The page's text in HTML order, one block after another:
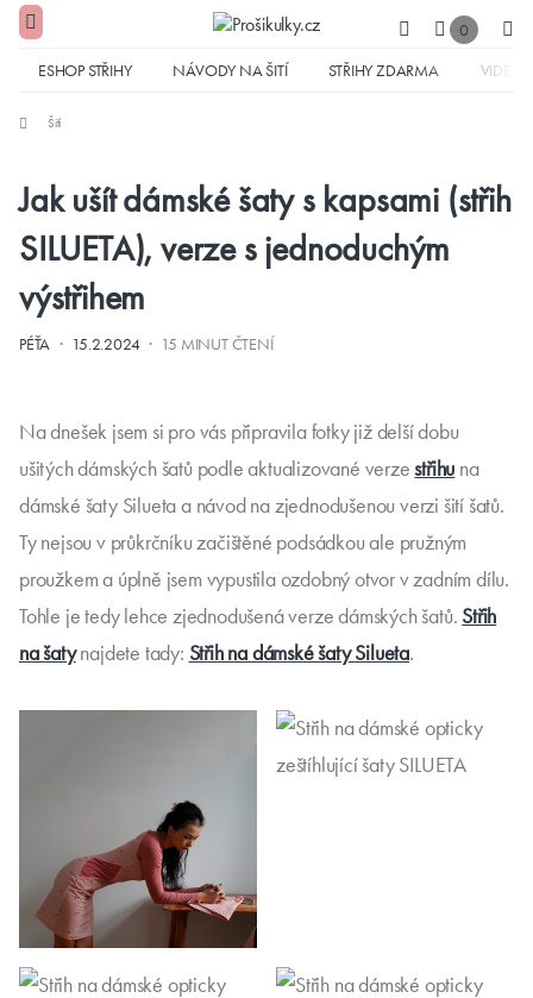
0
ESHOP STŘIHY NÁVODY NA ŠITÍ STŘIHY ZDARMA VIDEA
Šití
Jak ušít dámské šaty s kapsami (střih
SILUETA), verze s jednoduchým
výstřihem
PÉŤA · 15.2.2024· 15 MINUT ČTENÍ
Na dnešek jsem si pro vás připravila fotky již delší dobu
ušitých dámských šatů podle aktualizované verzestřihu na
dámské šaty Silueta a návod na zjednodušenou verzi šití šatů.
Ty nejsou v průkrčníku začištěné podsádkou ale pružným
proužkem a úplně jsem vypustila ozdobný otvor v zadním dílu.
Tohle je tedy lehce zjednodušená verze dámských šatů. Střih
na šatynajdete tady: Střih na dámské šaty Silueta.